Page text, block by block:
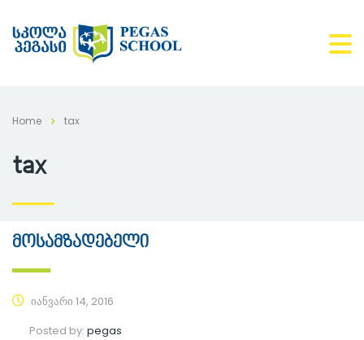
Home tax
tax
მოსამზადებელი
იანვარი 14, 2016
Posted by: pegas